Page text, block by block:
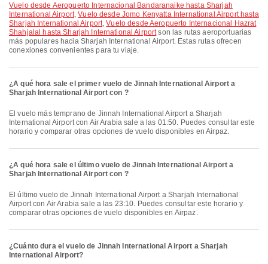
Vuelo desde Aeropuerto Internacional Bandaranaike hasta Sharjah
International Airport,Vuelo desde Jomo Kenyatta International Airport hasta
Sharjah International Airport,Vuelo desde Aeropuerto Internacional Hazrat
Shahjalal hasta Sharjah International Airportson las rutas aeroportuarias
más populares hacia Sharjah International Airport. Estas rutas ofrecen
conexiones convenientes para tu viaje.
¿A qué hora sale el primer vuelo de Jinnah International Airport a
Sharjah International Airport con ?
El vuelo más temprano de Jinnah International Airport a Sharjah
International Airport con Air Arabia sale a las 01:50. Puedes consultar este
horario y comparar otras opciones de vuelo disponibles en Airpaz.
¿A qué hora sale el último vuelo de Jinnah International Airport a
Sharjah International Airport con ?
El último vuelo de Jinnah International Airport a Sharjah International
Airport con Air Arabia sale a las 23:10. Puedes consultar este horario y
comparar otras opciones de vuelo disponibles en Airpaz.
¿Cuánto dura el vuelo de Jinnah International Airport a Sharjah
International Airport?